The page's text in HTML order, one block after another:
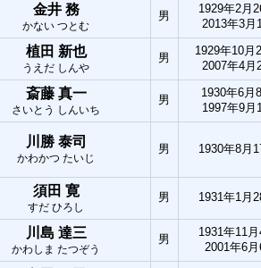
金井 務
かない つとむ
男
1929年2月
2013年3月
植田 新也
うえだ しんや
男
1929年10月
2007年4月
斎藤 真一
さいとう しんいち
男
1930年6月
1997年9月
川勝 泰司
かわかつ たいじ
男 1930年8月
須田 寛
すだ ひろし
男 1931年1月
川島 達三
かわしま たつぞう
男
1931年11
2001年6月